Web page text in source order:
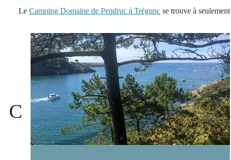
Le Camping Domaine de Pendruc à Trégunc se trouve à